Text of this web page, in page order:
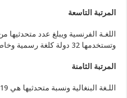
المرتبة التاسعة
وتستخدمها 32 دولة كلغة رسمية وخاصة في القارة الأفريقية.
المرتبة الثامنة
اللـغة البنغالية ونسبة متحدثيها هي 3.19% من سكان العالم.